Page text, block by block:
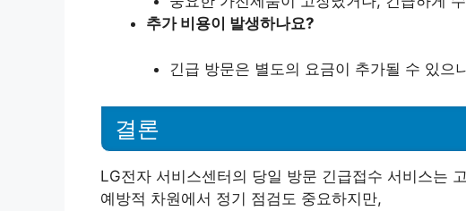
추가 비용이 발생하나요?
긴급 방문은 별도의 요금이 추가될 수 있으
결론
LG전자 서비스센터의 당일 방문 긴급접수 서비스는
예방적 차원에서 정기 점검도 중요하지만,